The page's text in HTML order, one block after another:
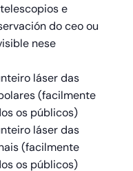
e
do ceo ou
nese
láser das
(facilmente
os públicos)
láser das
(facilmente
os públicos)